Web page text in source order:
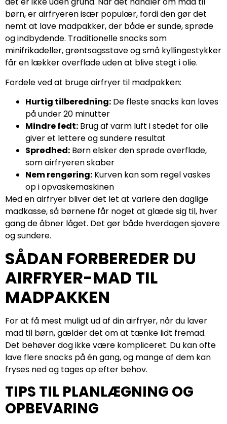
børn, er airfryeren især populær, fordi den gør det
nemt at lave madpakker, der både er sunde, sprøde
og indbydende. Traditionelle snacks som
minifrikadeller, grøntsagsstave og små kyllingestykker
får en lækker overflade uden at blive stegt i olie.
Fordele ved at bruge airfryer til madpakken:
Hurtig tilberedning: De fleste snacks kan laves
på under 20 minutter
Mindre fedt: Brug af varm luft i stedet for olie
giver et lettere og sundere resultat
Sprødhed: Børn elsker den sprøde overflade,
som airfryeren skaber
Nem rengøring: Kurven kan som regel vaskes
op i opvaskemaskinen
Med en airfryer bliver det let at variere den daglige
madkasse, så børnene får noget at glæde sig til, hver
gang de åbner låget. Det gør både hverdagen sjovere
og sundere.
SÅDAN FORBEREDER DU
AIRFRYER-MAD TIL
MADPAKKEN
For at få mest muligt ud af din airfryer, når du laver
mad til børn, gælder det om at tænke lidt fremad.
Det behøver dog ikke være kompliceret. Du kan ofte
lave flere snacks på én gang, og mange af dem kan
fryses ned og tages op efter behov.
TIPS TIL PLANLÆGNING OG
OPBEVARING